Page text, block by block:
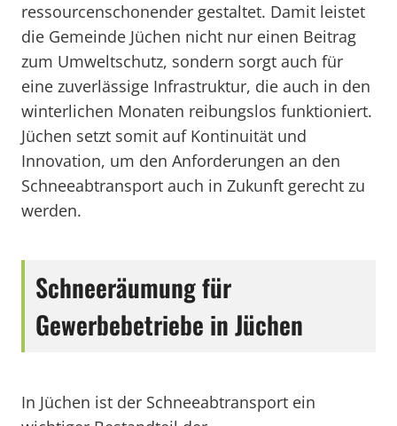
ressourcenschonender gestaltet. Damit leistet
die Gemeinde Jüchen nicht nur einen Beitrag
zum Umweltschutz, sondern sorgt auch für
eine zuverlässige Infrastruktur, die auch in den
winterlichen Monaten reibungslos funktioniert.
Jüchen setzt somit auf Kontinuität und
Innovation, um den Anforderungen an den
Schneeabtransport auch in Zukunft gerecht zu
werden.
Schneeräumung für
Gewerbebetriebe in Jüchen
In Jüchen ist der Schneeabtransport ein